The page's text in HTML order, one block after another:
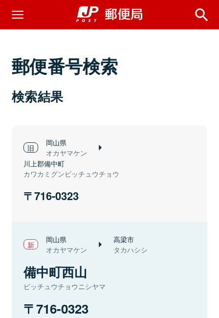
郵便番号検索
検索結果
岡山県
オカヤマケン
川上郡備中町
カワカミグンビッチュウチョウ
716-0323
岡山県
オカヤマケン
高梁市
タカハシシ
備中町西山
ビッチュウチョウニシヤマ
716-0323